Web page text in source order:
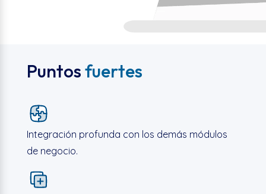
Puntosfuertes
Integración profunda con los demás módulos
de negocio.